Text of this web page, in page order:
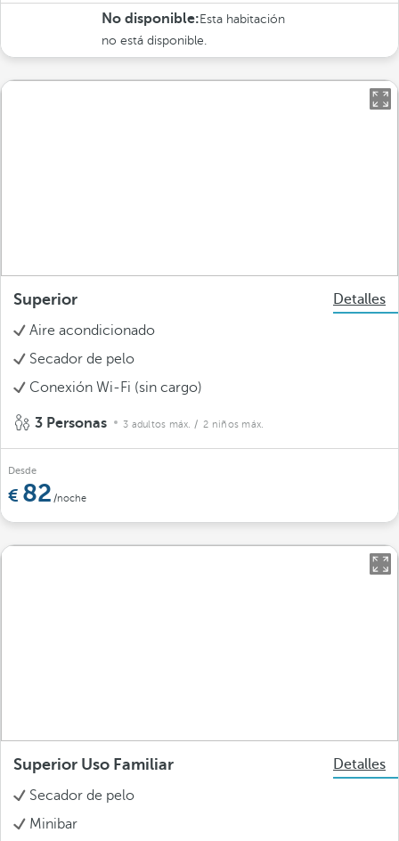
No disponible:Esta habitación
no está disponible.
Superior
Detalles
Aire acondicionado
Secador de pelo
Conexión Wi-Fi (sin cargo)
3 Personas 3 adultos máx. / 2 niños máx.
Desde
82 /noche
Superior Uso Familiar
Detalles
Secador de pelo
Minibar